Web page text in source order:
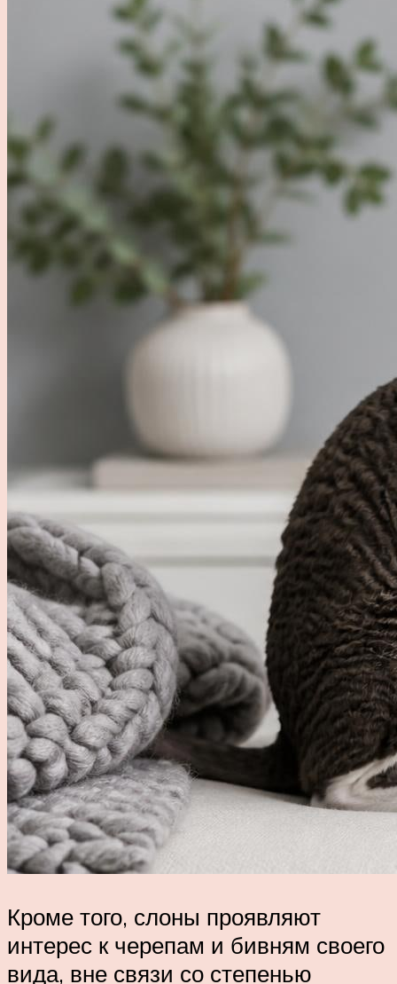
Кроме того, слоны проявляют
интерес к черепам и бивням своего
вида, вне связи со степенью